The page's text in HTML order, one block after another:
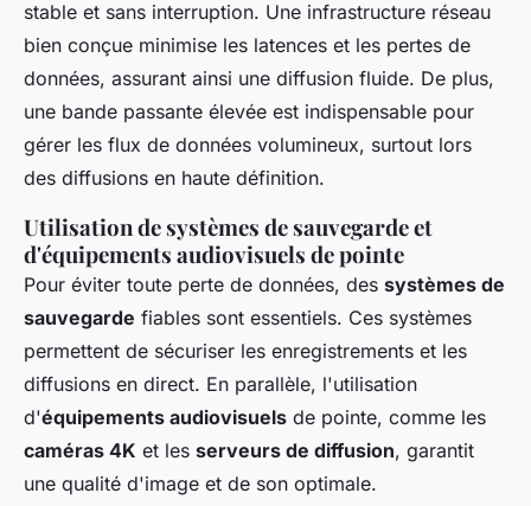
stable et sans interruption. Une infrastructure réseau
bien conçue minimise les latences et les pertes de
données, assurant ainsi une diffusion fluide. De plus,
une bande passante élevée est indispensable pour
gérer les flux de données volumineux, surtout lors
des diffusions en haute définition.
Utilisation de systèmes de sauvegarde et
d'équipements audiovisuels de pointe
Pour éviter toute perte de données, des systèmes de
sauvegarde fiables sont essentiels. Ces systèmes
permettent de sécuriser les enregistrements et les
diffusions en direct. En parallèle, l'utilisation
d'équipements audiovisuels de pointe, comme les
caméras 4K et les serveurs de diffusion, garantit
une qualité d'image et de son optimale.